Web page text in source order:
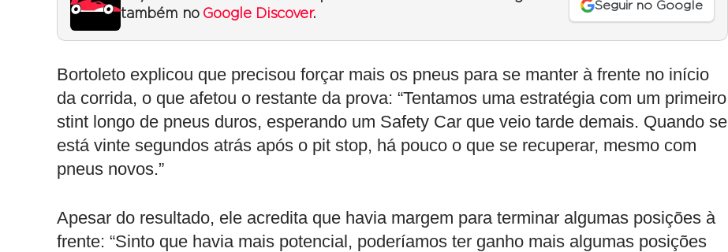
também no Google Discover.
Seguir no Google
Bortoleto explicou que precisou forçar mais os pneus para se manter à frente no início
da corrida, o que afetou o restante da prova: “Tentamos uma estratégia com um primeiro
stint longo de pneus duros, esperando um Safety Car que veio tarde demais. Quando se
está vinte segundos atrás após o pit stop, há pouco o que se recuperar, mesmo com
pneus novos.”
Apesar do resultado, ele acredita que havia margem para terminar algumas posições à
frente: “Sinto que havia mais potencial, poderíamos ter ganho mais algumas posições